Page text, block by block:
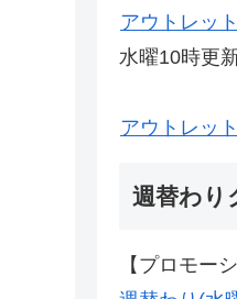
アウトレッ
水曜10時更
アウトレッ
週替わり
【プロモー